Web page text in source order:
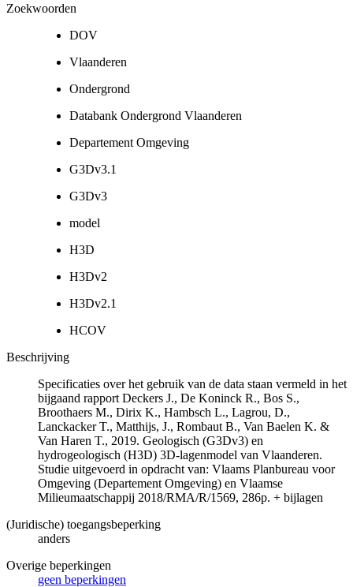
Zoekwoorden
DOV
Vlaanderen
Ondergrond
Databank Ondergrond Vlaanderen
Departement Omgeving
G3Dv3.1
G3Dv3
model
H3D
H3Dv2
H3Dv2.1
HCOV
Beschrijving
Specificaties over het gebruik van de data staan vermeld in het
bijgaand rapport Deckers J., De Koninck R., Bos S.,
Broothaers M., Dirix K., Hambsch L., Lagrou, D.,
Lanckacker T., Matthijs, J., Rombaut B., Van Baelen K. &
Van Haren T., 2019. Geologisch (G3Dv3) en
hydrogeologisch (H3D) 3D-lagenmodel van Vlaanderen.
Studie uitgevoerd in opdracht van: Vlaams Planbureau voor
Omgeving (Departement Omgeving) en Vlaamse
Milieumaatschappij 2018/RMA/R/1569, 286p. + bijlagen
(Juridische) toegangsbeperking
anders
Overige beperkingen
geen beperkingen